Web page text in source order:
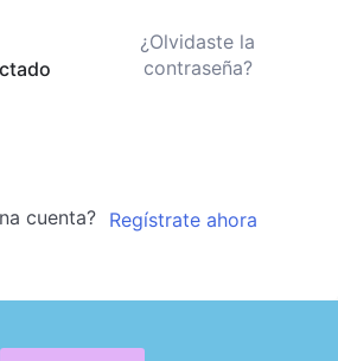
¿Olvidaste la
contraseña?
cuenta? Regístrate ahora